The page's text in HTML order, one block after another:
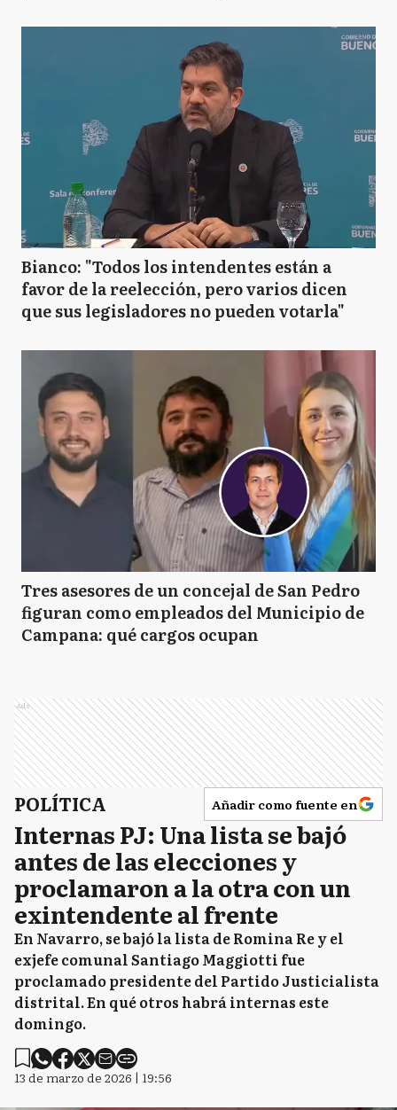
Bianco: "Todos los intendentes están a
favor de la reelección, pero varios dicen
que sus legisladores no pueden votarla"
Tres asesores de un concejal de San Pedro
figuran como empleados del Municipio de
Campana: qué cargos ocupan
Ads
POLÍTICA Añadir como fuente en
Internas PJ: Una lista se bajó
antes de las elecciones y
proclamaron a la otra con un
exintendente al frente
En Navarro, se bajó la lista de Romina Re y el
exjefe comunal Santiago Maggiotti fue
proclamado presidente del Partido Justicialista
distrital. En qué otros habrá internas este
domingo.
13 de marzo de 2026 | 19:56